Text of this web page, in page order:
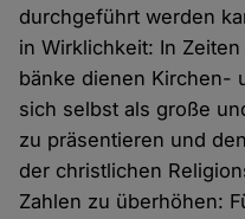
durch­geführt werden
in Wirk­lichkeit: In
bänke dienen Kirchen-
sich selbst als große
zu präsentieren und
der christ­lichen
Zahlen zu überhöhen: